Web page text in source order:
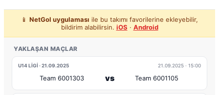
📱 NetGol uygulaması ile bu takımı favorilerine ekleyebilir,
bildirim alabilirsin. iOS · Android
YAKLAŞAN MAÇLAR
U14 LIGI · 21.09.2025 21.09.2025 · 15:00
Team 6001303 vs Team 6001105